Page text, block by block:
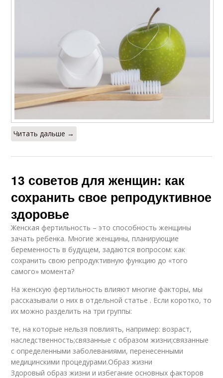
Читать дальше →
13 советов для женщин: как
сохранить свое репродуктивное
здоровье
Женская фертильность – это способность женщины
зачать ребенка. Многие женщины, планирующие
беременность в будущем, задаются вопросом: как
сохранить свою репродуктивную функцию до «того
самого» момента?
На женскую фертильность влияют многие факторы, мы
рассказывали о них в отдельной статье . Если коротко, то
их можно разделить на три группы:
те, на которые нельзя повлиять, например: возраст,
наследственность;связанные с образом жизни;связанные
с определенными заболеваниями, перенесенными
медицинскими процедурами.Образ жизни
Здоровый образ жизни и избегание основных факторов